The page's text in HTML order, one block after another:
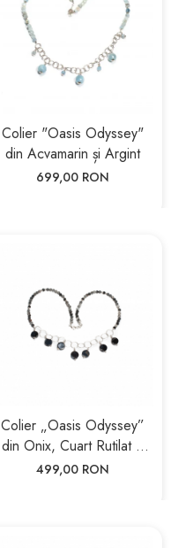
Colier "Oasis Odyssey"
din Acvamarin și Argint
699,00 RON
Colier „Oasis Odyssey”
din Onix, Cuart Rutilat și
Argint
499,00 RON